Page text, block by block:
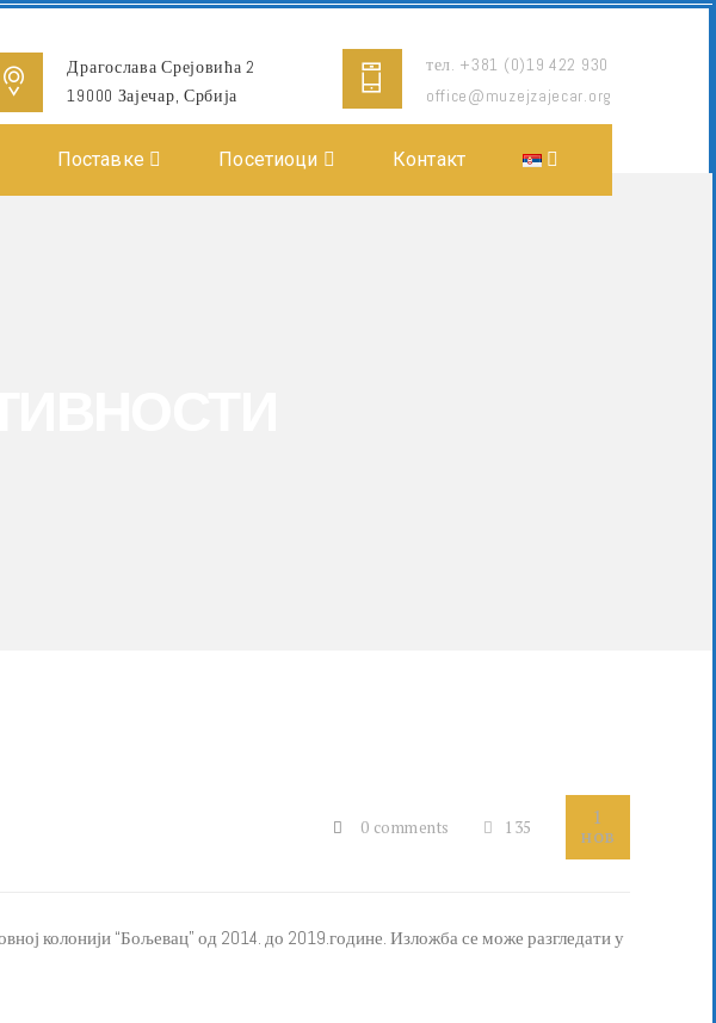
Драгослава Срејовића 2
19000 Зајечар, Србија
тел. +381 (0)19 422 930
office@muzejzajecar.org
Поставке Посетиоци Контакт
0 comments 135 1
нов
колонији “Бољевац” од 2014. до 2019.године. Изложба се може разгледати у